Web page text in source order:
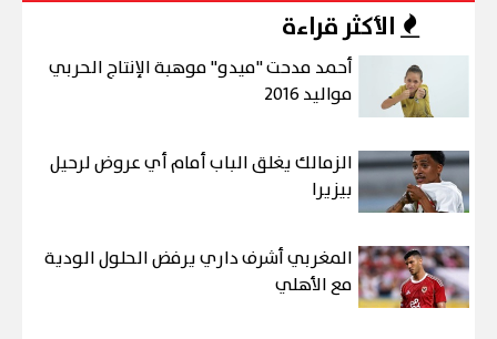
الأكثر قراءة
أحمد مدحت "ميدو" موهبة الإنتاج الحربي
مواليد 2016
الزمالك يغلق الباب أمام أي عروض لرحيل
بيزيرا
المغربي أشرف داري يرفض الحلول الودية
مع الأهلي